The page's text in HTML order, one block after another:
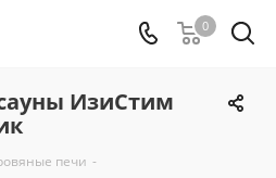
0
ИзиСтим
печи -